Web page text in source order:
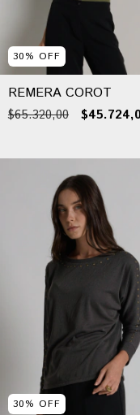
30% OFF
REMERA COROT
$65.320,00
30% OFF